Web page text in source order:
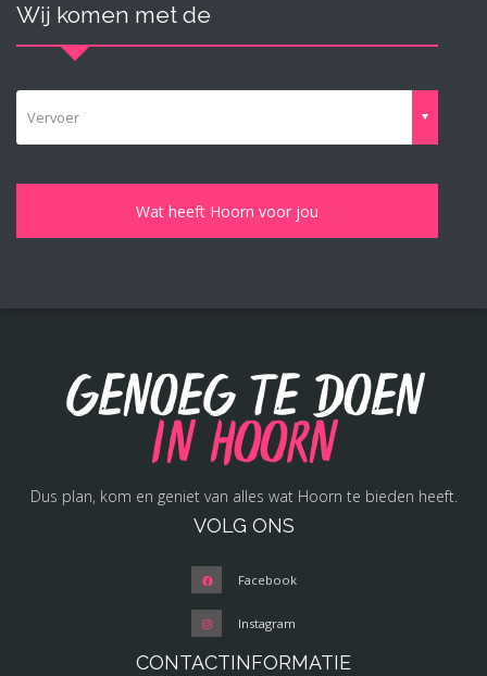
Wij komen met de
Vervoer
Genoeg te doen
in Hoorn
Dus plan, kom en geniet van alles wat Hoorn te bieden heeft.
VOLG ONS
Facebook
Instagram
CONTACTINFORMATIE